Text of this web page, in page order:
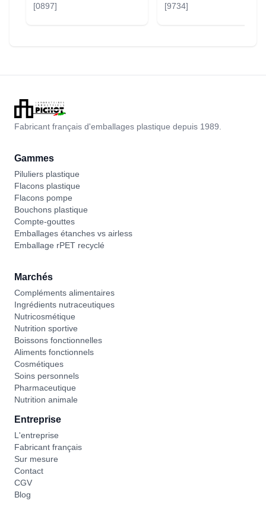
[0897]
[9734]
Fabricant français d'emballages plastique depuis 1989.
Gammes
Piluliers plastique
Flacons plastique
Flacons pompe
Bouchons plastique
Compte-gouttes
Emballages étanches vs airless
Emballage rPET recyclé
Marchés
Compléments alimentaires
Ingrédients nutraceutiques
Nutricosmétique
Nutrition sportive
Boissons fonctionnelles
Aliments fonctionnels
Cosmétiques
Soins personnels
Pharmaceutique
Nutrition animale
Entreprise
L'entreprise
Fabricant français
Sur mesure
Contact
CGV
Blog